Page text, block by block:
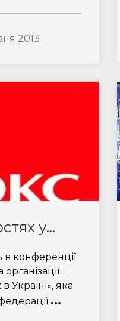
2013
у...
в конференції
Україні», яка
...